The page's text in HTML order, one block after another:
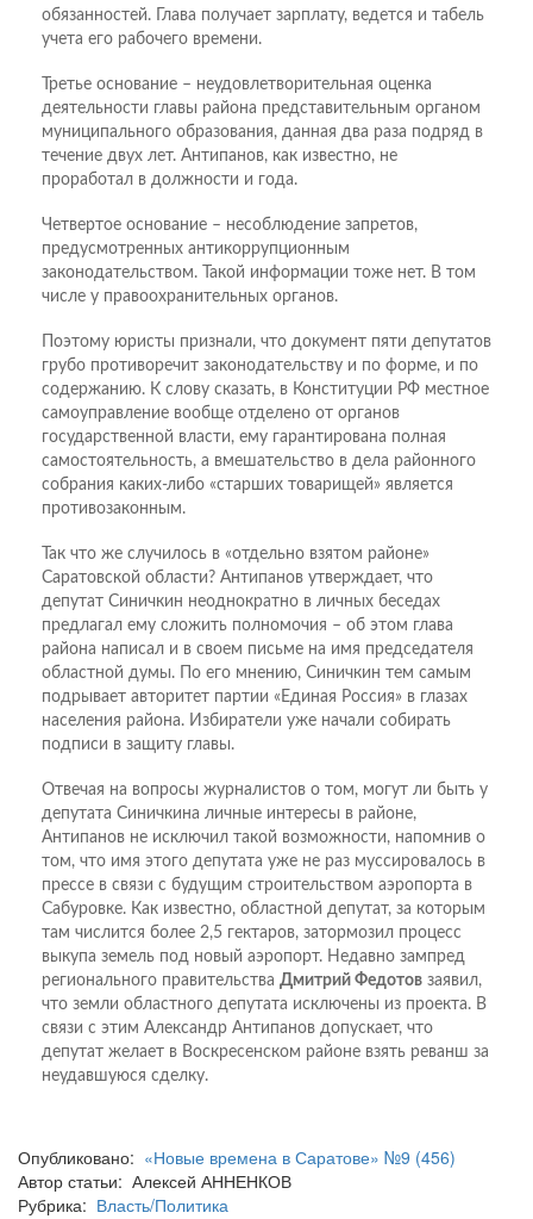
обязанностей. Глава получает зарплату, ведется и табель
учета его рабочего времени.
Третье основание – неудовлетворительная оценка
деятельности главы района представительным органом
муниципального образования, данная два раза подряд в
течение двух лет. Антипанов, как известно, не
проработал в должности и года.
Четвертое основание – несоблюдение запретов,
предусмотренных антикоррупционным
законодательством. Такой информации тоже нет. В том
числе у правоохранительных органов.
Поэтому юристы признали, что документ пяти депутатов
грубо противоречит законодательству и по форме, и по
содержанию. К слову сказать, в Конституции РФ местное
самоуправление вообще отделено от органов
государственной власти, ему гарантирована полная
самостоятельность, а вмешательство в дела районного
собрания каких-либо «старших товарищей» является
противозаконным.
Так что же случилось в «отдельно взятом районе»
Саратовской области? Антипанов утверждает, что
депутат Синичкин неоднократно в личных беседах
предлагал ему сложить полномочия – об этом глава
района написал и в своем письме на имя председателя
областной думы. По его мнению, Синичкин тем самым
подрывает авторитет партии «Единая Россия» в глазах
населения района. Избиратели уже начали собирать
подписи в защиту главы.
Отвечая на вопросы журналистов о том, могут ли быть у
депутата Синичкина личные интересы в районе,
Антипанов не исключил такой возможности, напомнив о
том, что имя этого депутата уже не раз муссировалось в
прессе в связи с будущим строительством аэропорта в
Сабуровке. Как известно, областной депутат, за которым
там числится более 2,5 гектаров, затормозил процесс
выкупа земель под новый аэропорт. Недавно зампред
регионального правительства Дмитрий Федотов заявил,
что земли областного депутата исключены из проекта. В
связи с этим Александр Антипанов допускает, что
депутат желает в Воскресенском районе взять реванш за
неудавшуюся сделку.
Опубликовано: «Новые времена в Саратове» №9 (456)
Автор статьи: Алексей АННЕНКОВ
Рубрика: Власть/Политика